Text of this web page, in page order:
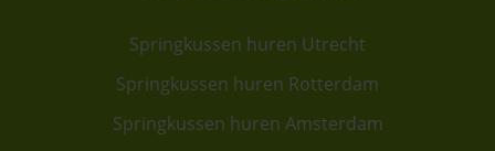
Springkussen huren Utrecht
Springkussen huren Rotterdam
Springkussen huren Amsterdam